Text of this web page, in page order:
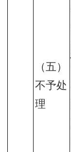
（五）
不予处
理